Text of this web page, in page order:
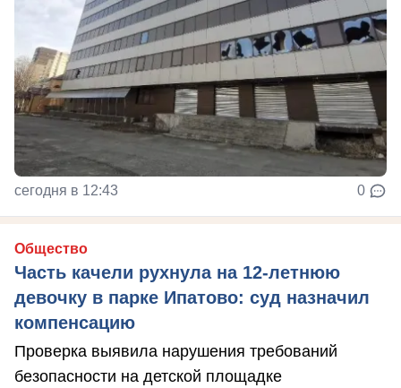
сегодня в 12:43 0
Общество
Часть качели рухнула на 12-летнюю
девочку в парке Ипатово: суд назначил
компенсацию
Проверка выявила нарушения требований
безопасности на детской площадке